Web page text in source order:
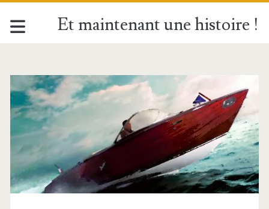
Et maintenant une histoire !
Étiquette :
<span>Cupidité</